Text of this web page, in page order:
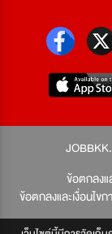
ข้อตกลงแ
ข้อตกลงและเงื่อนไข